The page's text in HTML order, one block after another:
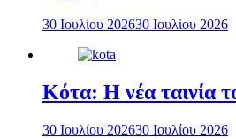
30 Ιουλίου 202630 Ιουλίου 2026
Κότα: Η νέα ταινία
30 Ιουλίου 202630 Ιουλίου 2026